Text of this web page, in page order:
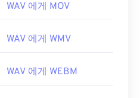
WAV 에게 MOV
WAV 에게 WMV
WAV 에게 WEBM